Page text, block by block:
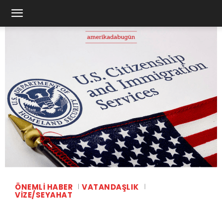
ÖNEMLI HABER VATANDAŞLIK
VIZE/SEYAHAT